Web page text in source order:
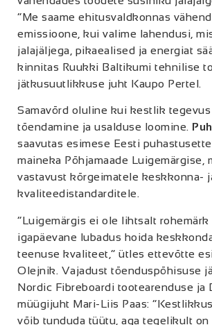
“Me saame ehitusvaldkonnas
emissioone, kui valime lahendusi,
jalajäljega, pikaealised ja energiat
kinnitas Ruukki Baltikumi tehnilise
jätkusuutlikkuse juht Kaupo Pertel.
Samavõrd oluline kui kestlik
tõendamine ja usalduse loomine.
saavutas esimese Eesti
maineka Põhjamaade Luigemärgise,
vastavust kõrgeimatele keskkonna-
kvaliteedistandarditele.
“Luigemärgis ei ole lihtsalt
igapäevane lubadus hoida
teenuse kvaliteet,” ütles ettevõtte
Olejnik. Vajadust tõenduspõhisuse
Nordic Fibreboardi tootearenduse ja
müügijuht Mari-Liis Paas:
võib tunduda tüütu, aga tegelikult on